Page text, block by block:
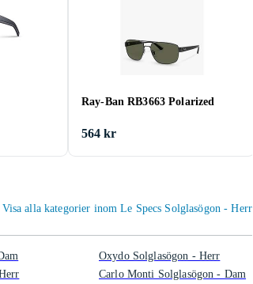
Ray-Ban RB3663 Polarized
564 kr
Visa alla kategorier inom Le Specs Solglasögon - Herr
Oxydo Solglasögon - Herr
Carlo Monti Solglasögon - Dam